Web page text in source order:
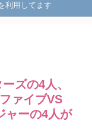
利用してます
ズの4人、
ァイブVS
ャーの4人が